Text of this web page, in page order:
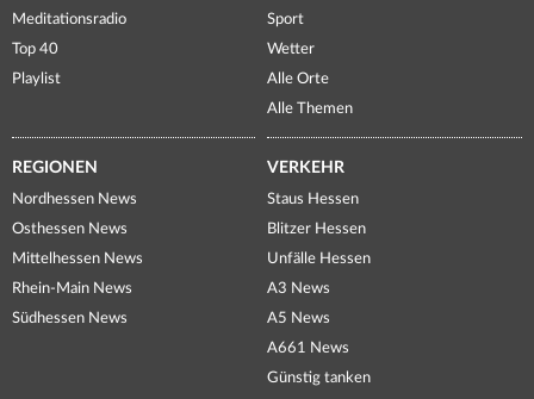
Meditationsradio
Top 40
Playlist
Sport
Wetter
Alle Orte
Alle Themen
REGIONEN
Nordhessen News
Osthessen News
Mittelhessen News
Rhein-Main News
Südhessen News
VERKEHR
Staus Hessen
Blitzer Hessen
Unfälle Hessen
A3 News
A5 News
A661 News
Günstig tanken